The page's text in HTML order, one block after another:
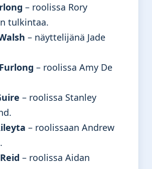
– roolissa Rory
tulkintaa.
– näyttelijänä Jade
– roolissa Amy De
– roolissa Stanley
– roolissaan Andrew
– roolissa Aidan